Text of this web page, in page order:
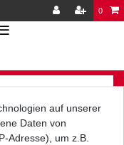
0
☰
auf unserer
Daten von
Adresse), um z.B.